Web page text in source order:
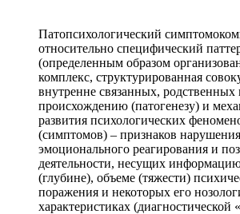
Патопсихологический
относительно специфический
(определенным образом
комплекс, структурированная
внутренне связанных, родственных
происхождению (патогенезу) и
развития психологических
(симптомов) – признаков
эмоционального реагирования и
деятельности, несущих
(глубине), объеме (тяжести)
поражения и некоторых его
характеристиках (диагностической